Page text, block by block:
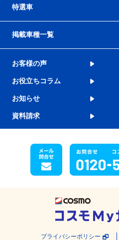
特選車
掲載車種一覧
お客様の声
お役立ちコラム
お知らせ
資料請求
プライバシーポリシー